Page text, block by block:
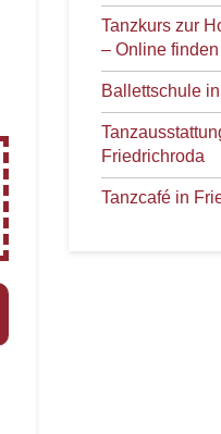
Tanzkurs zur
– Online finden
Ballettschule
Friedrichroda
Tanzcafé in